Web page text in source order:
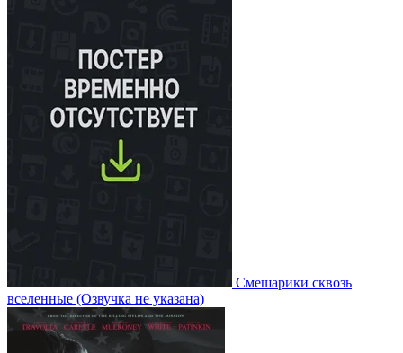
Смешарики сквозь
вселенные (Озвучка не указана)